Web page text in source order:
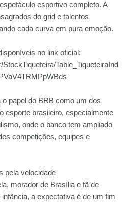
esportivo completo. A
do grid e talentos
cada curva em pura emoção.
no link oficial:
Table_TiqueteiraInd
papel do BRB como um dos
esporte brasileiro, especialmente
onde o banco tem ampliado
competições, equipes e
pela velocidade
morador de Brasília e fã de
a expectativa é de um fim